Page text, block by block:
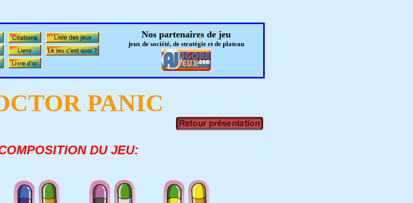
Nos partenaires de jeu
jeux de société, de stratégie et de plateau
PANIC
DU JEU: